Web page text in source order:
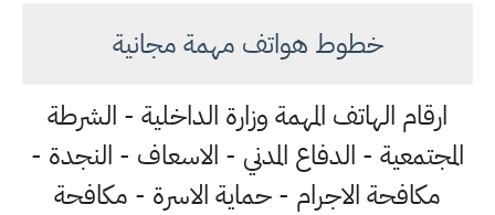
خطوط هواتف مهمة مجانية
ارقام الهاتف المهمة وزارة الداخلية - الشرطة
المجتمعية - الدفاع المدني - الاسعاف - النجدة -
مكافحة الاجرام - حماية الاسرة - مكافحة